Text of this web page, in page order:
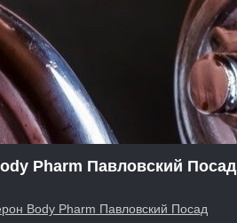
Pharm Павловский Посад
Body Pharm Павловский Посад